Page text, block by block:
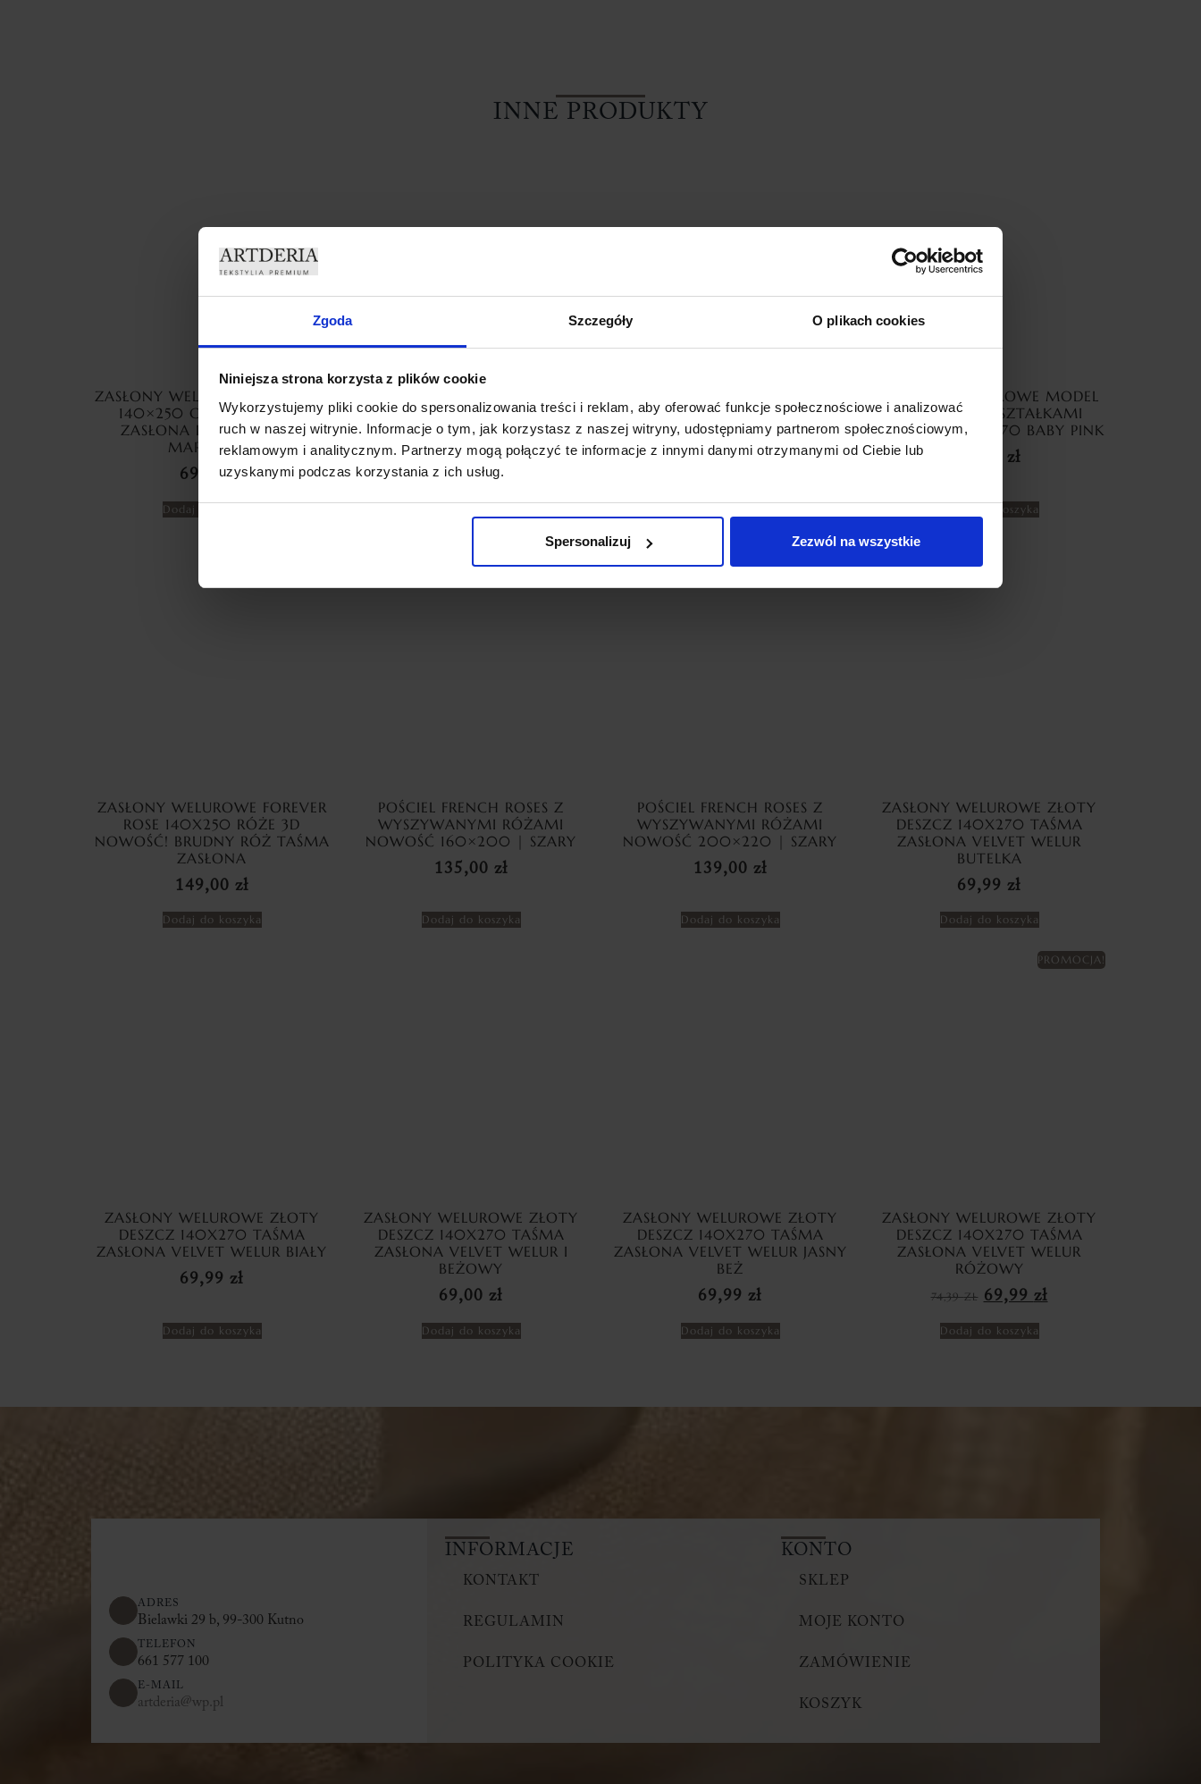
Zgoda Szczegóły O plikach cookies
Niniejsza strona korzysta z plików cookie
Wykorzystujemy pliki cookie do spersonalizowania treści i reklam, aby oferować funkcje społecznościowe i analizować
ruch w naszej witrynie. Informacje o tym, jak korzystasz z naszej witryny, udostępniamy partnerom społecznościowym,
reklamowym i analitycznym. Partnerzy mogą połączyć te informacje z innymi danymi otrzymanymi od Ciebie lub
uzyskanymi podczas korzystania z ich usług.
Spersonalizuj Zezwól na wszystkie
INNE PRODUKTY
ZASŁONY WELUROWE MARMUR
140×250 CM PRZELOTKA
ZASŁONA DEKORACYJNA
MARMUREK
69,99zł
Dodaj do koszyka
METOR Z KRYSZTAŁKAMI
CYRKONIE 140×250 CZARNY
ZASŁONA CRYSTAL
69,99zł
KRYSZTAŁKAMI 140×250 SILVER
ZASŁONY DEKORACYJNE
69,99zł
ZASŁONY WELUROWE MODEL
METOR Z KRYSZTAŁKAMI
CYRKONIE 140×270 BABY PINK
zł
Dodaj do koszyka
ZASŁONY WELUROWE FOREVER
ROSE 140X250 RÓŻE 3D
NOWOŚĆ! BRUDNY RÓŻ TAŚMA
ZASŁONA
149,00 zł
Dodaj do koszyka
POŚCIEL FRENCH ROSES Z
WYSZYWANYMI RÓŻAMI
NOWOŚĆ 160×200 | SZARY
135,00 zł
Dodaj do koszyka
POŚCIEL FRENCH ROSES Z
WYSZYWANYMI RÓŻAMI
NOWOŚĆ 200×220 | SZARY
139,00 zł
Dodaj do koszyka
ZASŁONY WELUROWE ZŁOTY
DESZCZ 140X270 TAŚMA
ZASŁONA VELVET WELUR
BUTELKA
69,99 zł
Dodaj do koszyka
ZASŁONY WELUROWE ZŁOTY
DESZCZ 140X270 TAŚMA
ZASŁONA VELVET WELUR BIAŁY
69,99 zł
Dodaj do koszyka
ZASŁONY WELUROWE ZŁOTY
DESZCZ 140X270 TAŚMA
ZASŁONA VELVET WELUR I
BEŻOWY
69,00 zł
Dodaj do koszyka
ZASŁONY WELUROWE ZŁOTY
DESZCZ 140X270 TAŚMA
ZASŁONA VELVET WELUR JASNY
BEŻ
69,99 zł
Dodaj do koszyka
PROMOCJA!
ZASŁONY WELUROWE ZŁOTY
DESZCZ 140X270 TAŚMA
ZASŁONA VELVET WELUR
RÓŻOWY
74,39ZŁ 69,99 zł
Dodaj do koszyka
ADRES
Bielawki 29 b, 99-300 Kutno
TELEFON
661 577 100
E-MAIL
artderia@wp.pl
INFORMACJE
KONTAKT
REGULAMIN
POLITYKA COOKIE
KONTO
SKLEP
MOJE KONTO
ZAMÓWIENIE
KOSZYK